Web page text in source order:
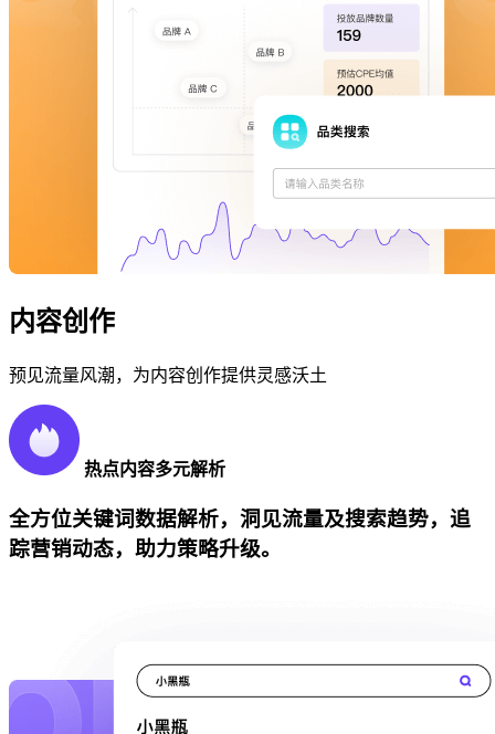
内容创作
预见流量风潮，为内容创作提供灵感沃土
热点内容多元解析
全方位关键词数据解析，洞见流量及搜索趋势，追
踪营销动态，助力策略升级。